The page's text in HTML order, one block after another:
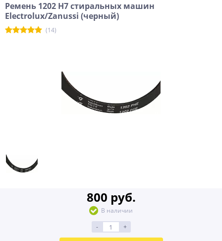
Ремень 1202 H7 стиральных машин
Electrolux/Zanussi (черный)
(14)
800 руб.
В наличии
-
+